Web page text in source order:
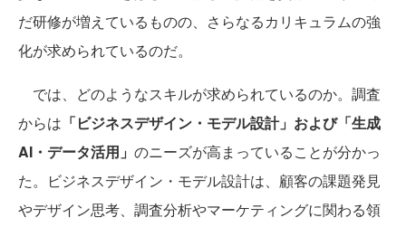
だ研修が増えているものの、さらなるカリキュラムの強
化が求められているのだ。
では、どのようなスキルが求められているのか。調査
からは 「ビジネスデザイン・モデル設計」および「生成
AI・データ活用」 のニーズが高まっていることが分かっ
た。ビジネスデザイン・モデル設計は、顧客の課題発見
やデザイン思考、調査分析やマーケティングに関わる領